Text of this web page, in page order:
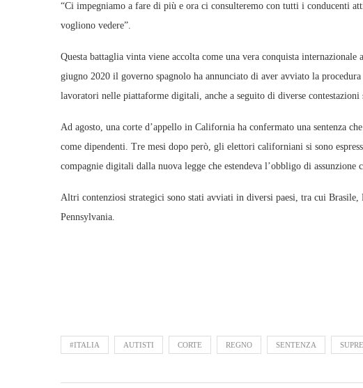
“Ci impegniamo a fare di più e ora ci consulteremo con tutti i conducenti
vogliono vedere”.
Questa battaglia vinta viene accolta come una vera conquista
giugno 2020 il governo spagnolo ha annunciato di aver avviato la
lavoratori nelle piattaforme digitali, anche a seguito di diverse contestazioni
Ad agosto, una corte d’appello in California ha confermato una sentenza
come dipendenti. Tre mesi dopo però, gli elettori californiani si sono
compagnie digitali dalla nuova legge che estendeva l’obbligo di
Altri contenziosi strategici sono stati avviati in diversi paesi, tra cui
Pennsylvania.
#ITALIA AUTISTI CORTE REGNO SENTENZA